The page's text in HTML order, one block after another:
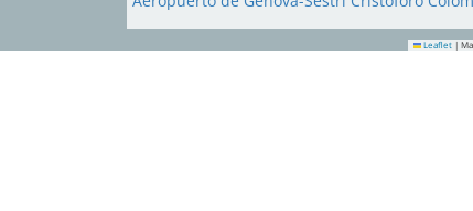
Leaflet |